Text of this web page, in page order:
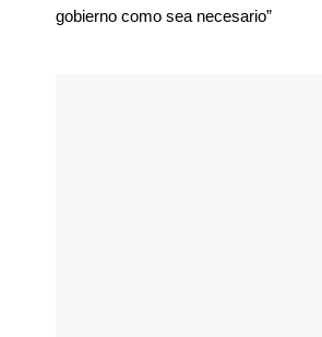
gobierno como sea necesario”